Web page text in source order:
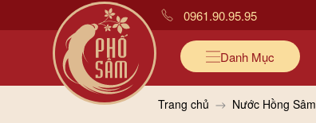
0961.90.95.95
Danh Mục
Trang chủ Nước Hồng Sâm